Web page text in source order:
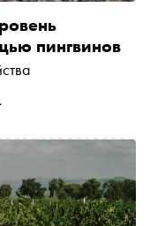
пингвинов